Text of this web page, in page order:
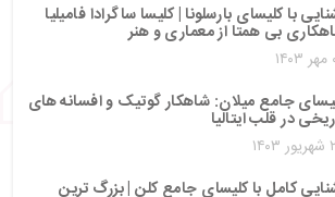
با کلیسای بارسلونا | کلیسا ساگرادا فامیلیا
بی‌ همتا از معماری و هنر
جامع میلان: شاهکار گوتیک و افسانه‌ های
در قلب ایتالیا
کامل با کلیسای جامع کلن | بزرگ‌ ترین